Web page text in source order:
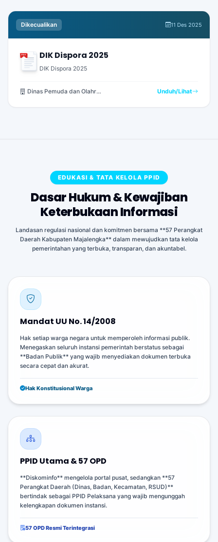
Dikecualikan 11 Des 2025
PDF DIK Dispora 2025
DIK Dispora 2025
Dinas Pemuda dan Olahraga Unduh/Lihat
EDUKASI & TATA KELOLA PPID
Dasar Hukum & Kewajiban
Keterbukaan Informasi
Landasan regulasi nasional dan komitmen bersama **57 Perangkat
Daerah Kabupaten Majalengka** dalam mewujudkan tata kelola
pemerintahan yang terbuka, transparan, dan akuntabel.
Mandat UU No. 14/2008
Hak setiap warga negara untuk memperoleh informasi publik.
Menegaskan seluruh instansi pemerintah berstatus sebagai
**Badan Publik** yang wajib menyediakan dokumen terbuka
secara cepat dan akurat.
Hak Konstitusional Warga
PPID Utama & 57 OPD
**Diskominfo** mengelola portal pusat, sedangkan **57
Perangkat Daerah (Dinas, Badan, Kecamatan, RSUD)**
bertindak sebagai PPID Pelaksana yang wajib mengunggah
kelengkapan dokumen instansi.
57 OPD Resmi Terintegrasi